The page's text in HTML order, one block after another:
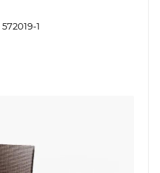
572019-1